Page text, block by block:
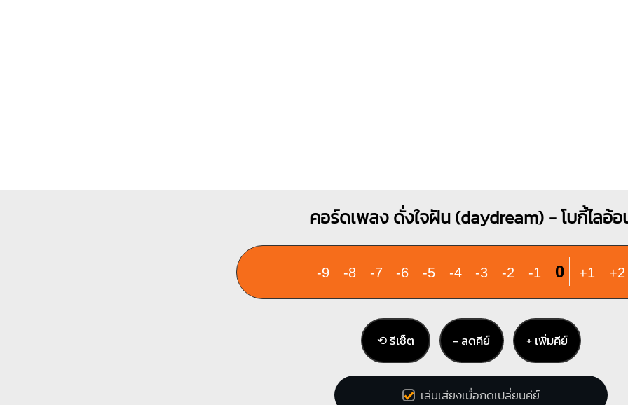
คอร์ดเพลง ดั่งใจฝัน (daydream) - โบกี้ไลอ้อ
-9 -8 -7 -6 -5 -4 -3 -2 -1 0 +1 +2
⟲ รีเซ็ต − ลดคีย์ + เพิ่มคีย์
เล่นเสียงเมื่อกดเปลี่ยนคีย์